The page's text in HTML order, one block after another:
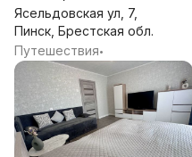
Ясельдовская ул, 7,
Пинск, Брестская обл.
Путешествия•